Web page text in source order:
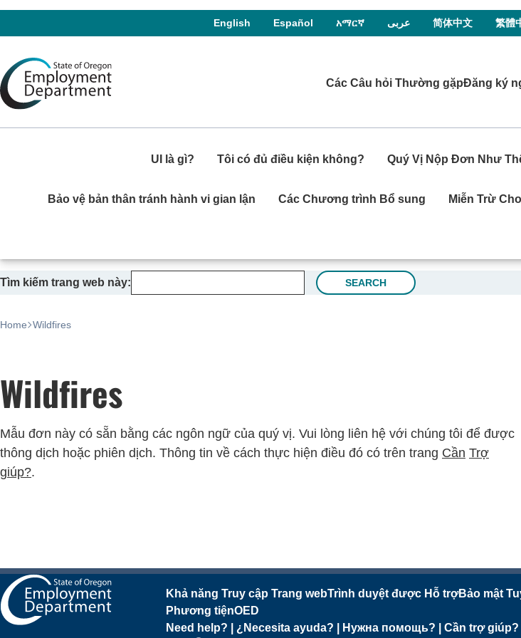
Skip to language switcher
Skip to navigation
Skip to content
English Español አማርኛ عربى 简体中文 繁體
Các Câu hỏi Thường gặpĐăng ký
UI là gì? Tôi có đủ điều kiện không? Quý Vị Nộp Đơn Như
Bảo vệ bản thân tránh hành vi gian lận Các Chương trình Bổ sung Miễn Trừ
Tìm kiếm trang web này SEARCH
Home Wildfires
Wildfires
Mẫu đơn này có sẵn bằng các ngôn ngữ của quý vị. Vui lòng liên hệ với chúng tôi để được
thông dịch hoặc phiên dịch. Thông tin về cách thực hiện điều đó có trên trang Cần Trợ
giúp?.
Khả năng Truy cập Trang webTrình duyệt được Hỗ trợBảo mật
Phương tiệnOED
Need help? | ¿Necesita ayuda? | Нужна помощь? | Cần trợ giúp?